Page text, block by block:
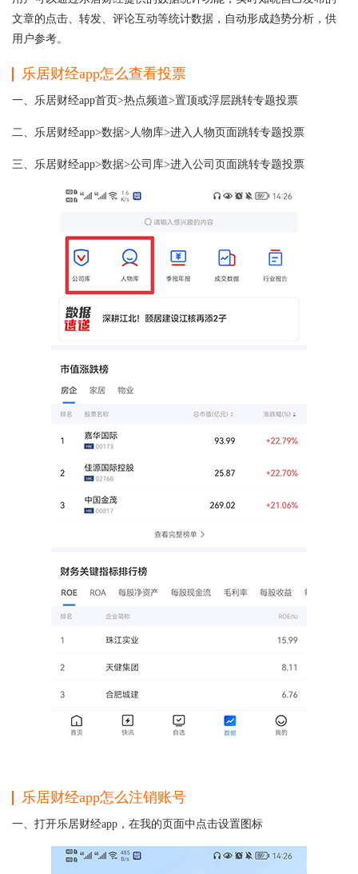
文章的点击、转发、评论互动等统计数据，自动形成趋势分析，供
用户参考。
乐居财经app怎么查看投票
一、乐居财经app首页>热点频道>置顶或浮层跳转专题投票
二、乐居财经app>数据>人物库>进入人物页面跳转专题投票
三、乐居财经app>数据>公司库>进入公司页面跳转专题投票
乐居财经app怎么注销账号
一、打开乐居财经app，在我的页面中点击设置图标